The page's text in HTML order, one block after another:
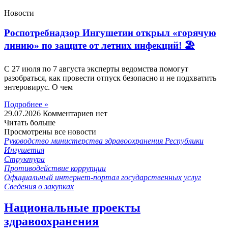
Новости
Роспотребнадзор Ингушетии открыл «горячую
линию» по защите от летних инфекций! 🏖
С 27 июля по 7 августа эксперты ведомства помогут
разобраться, как провести отпуск безопасно и не подхватить
энтеровирус. О чем
Подробнее »
29.07.2026 Комментариев нет
Читать больше
Просмотрены все новости
Руководство министерства здравоохранения Республики
Ингушетия
Структура
Противодействие коррупции
Официальный интернет-портал государственных услуг
Сведения о закупках
Национальные проекты
здравоохранения